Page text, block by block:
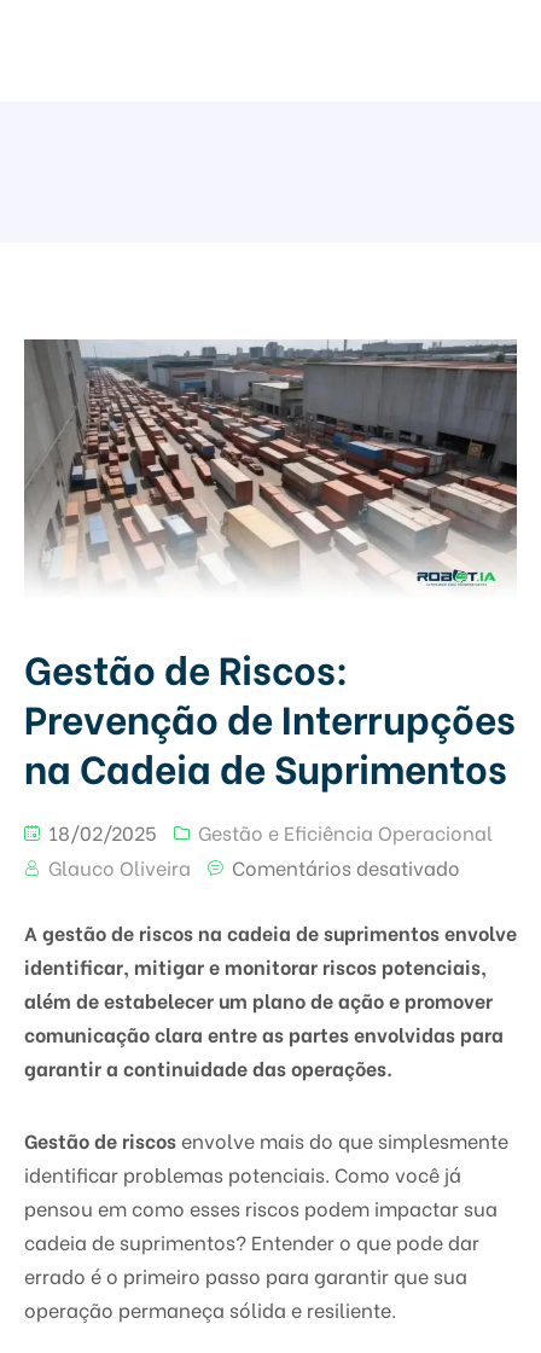
Gestão de Riscos:
Prevenção de Interrupções
na Cadeia de Suprimentos
18/02/2025
Gestão e Eficiência Operacional
Glauco Oliveira
Comentários desativado
A gestão de riscos na cadeia de suprimentos envolve
identificar, mitigar e monitorar riscos potenciais,
além de estabelecer um plano de ação e promover
comunicação clara entre as partes envolvidas para
garantir a continuidade das operações.
Gestão de riscosenvolve mais do que simplesmente
identificar problemas potenciais. Como você já
pensou em como esses riscos podem impactar sua
cadeia de suprimentos? Entender o que pode dar
errado é o primeiro passo para garantir que sua
operação permaneça sólida e resiliente.